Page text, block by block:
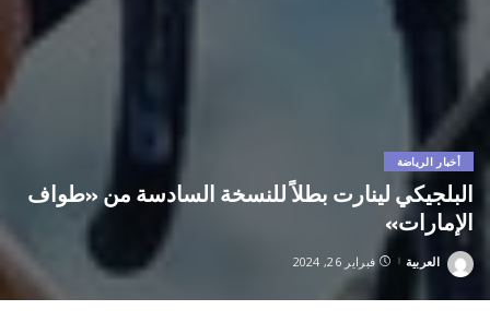
أخبار الرياضة
البلجيكي لينارت بطلاً للنسخة السادسة من «طواف
الإمارات»
Posted
العربية فبراير 26, 2024